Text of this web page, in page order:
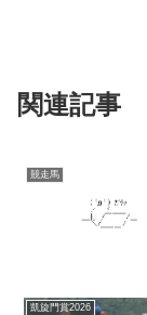
関連記事
競走馬
凱旋門賞2026